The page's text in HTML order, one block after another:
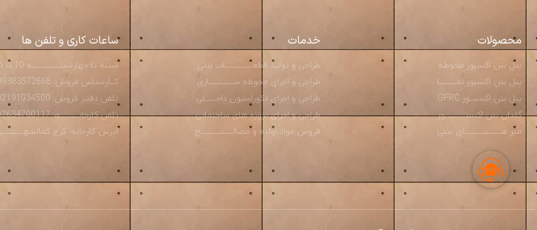
محصولات
پنل بتن اکسپوز محوطه
پنل بتن اکسپوز نمـــــــــا
پنل بتن اکسپــوز GFRC
گلدان بتن اکسپـــــــــــوز
میز هــــــــــــــــــــای بتنی
خدمات
طراحی و تولید قطعـــــــــــــــات بتنی
طراحی و اجرای محوطه ســـــــــــــازی
طراحی و اجرای دکوراسیون داخــــــلی
طراحی و اجرای پروژه های ساختمانی
فروش مواد اولیه و مصالـــــــــــــــــح
ساعات کاری و تلفن ها
شنبه تا چهارشنبـــــــــــــــه 10 تا 16
کــارشناس فروش: 09383572668
تلفن دفتـر فروش: 02191034500
تلفن کارخانــــــــــه: 02634700117
آدرس کارخانه: کرج کمالشهــــــــــــر